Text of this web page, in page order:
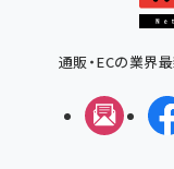
通販・ECの業界
メル